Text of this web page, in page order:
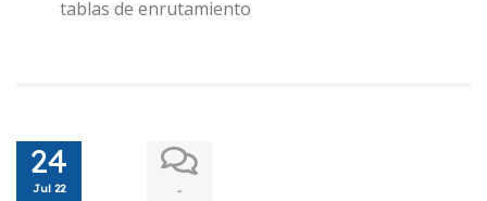
tablas de enrutamiento
24
Jul 22 -